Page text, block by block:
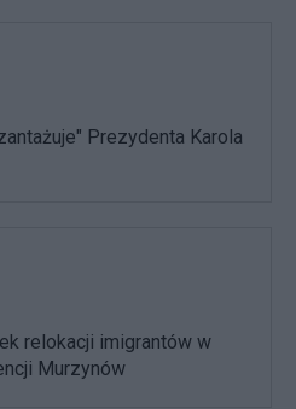
Prezydenta Karola
relokacji imigrantów w
Murzynów